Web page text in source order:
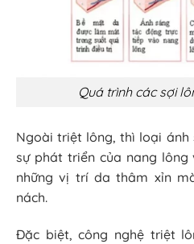
Quá trình các sợi
Ngoài triệt lông, thì loại ánh
sự phát triển của nang
những vị trí da thâm xỉn
nách.
Đặc biệt, công nghệ triệt